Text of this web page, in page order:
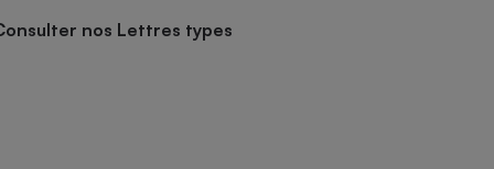
nos Lettres types